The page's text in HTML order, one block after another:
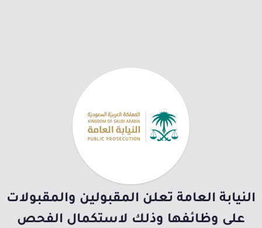
النيابة العامة تعلن المقبولين والمقبولات
على وظائفها وذلك لاستكمال الفحص